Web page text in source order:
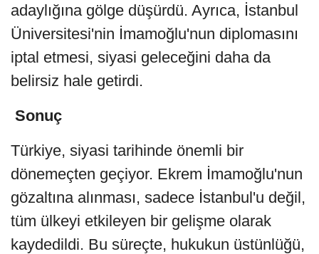
adaylığına gölge düşürdü. Ayrıca, İstanbul
Üniversitesi'nin İmamoğlu'nun diplomasını
iptal etmesi, siyasi geleceğini daha da
belirsiz hale getirdi.
Sonuç
Türkiye, siyasi tarihinde önemli bir
dönemeçten geçiyor. Ekrem İmamoğlu'nun
gözaltına alınması, sadece İstanbul'u değil,
tüm ülkeyi etkileyen bir gelişme olarak
kaydedildi. Bu süreçte, hukukun üstünlüğü,